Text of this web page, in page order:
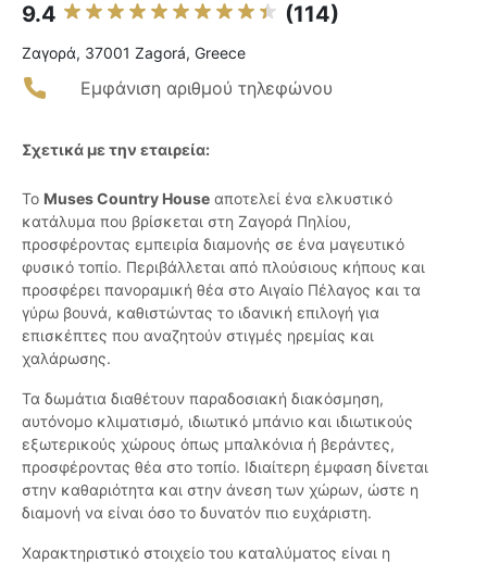
9.4 (114)
Ζαγορά, 37001 Zagorá, Greece
Εμφάνιση αριθμού τηλεφώνου
Σχετικά με την εταιρεία:
Το Muses Country House αποτελεί ένα ελκυστικό
κατάλυμα που βρίσκεται στη Ζαγορά Πηλίου,
προσφέροντας εμπειρία διαμονής σε ένα μαγευτικό
φυσικό τοπίο. Περιβάλλεται από πλούσιους κήπους και
προσφέρει πανοραμική θέα στο Αιγαίο Πέλαγος και τα
γύρω βουνά, καθιστώντας το ιδανική επιλογή για
επισκέπτες που αναζητούν στιγμές ηρεμίας και
χαλάρωσης.
Τα δωμάτια διαθέτουν παραδοσιακή διακόσμηση,
αυτόνομο κλιματισμό, ιδιωτικό μπάνιο και ιδιωτικούς
εξωτερικούς χώρους όπως μπαλκόνια ή βεράντες,
προσφέροντας θέα στο τοπίο. Ιδιαίτερη έμφαση δίνεται
στην καθαριότητα και στην άνεση των χώρων, ώστε η
διαμονή να είναι όσο το δυνατόν πιο ευχάριστη.
Χαρακτηριστικό στοιχείο του καταλύματος είναι η